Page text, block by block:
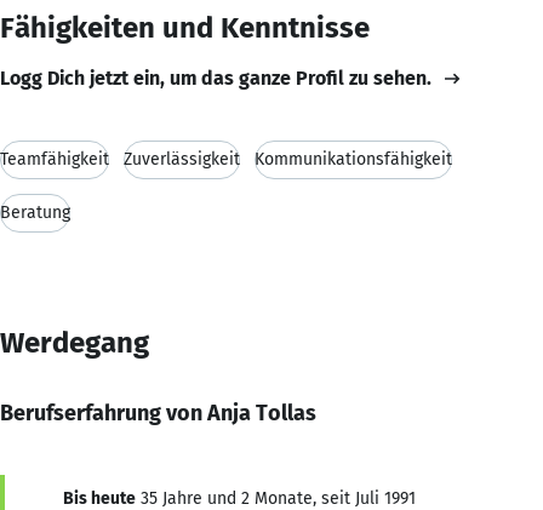
Fähigkeiten und Kenntnisse
Logg Dich jetzt ein, um das ganze Profil zu sehen.
Teamfähigkeit Zuverlässigkeit Kommunikationsfähigkeit
Beratung
Werdegang
Berufserfahrung von Anja Tollas
Bis heute 35 Jahre und 2 Monate, seit Juli 1991